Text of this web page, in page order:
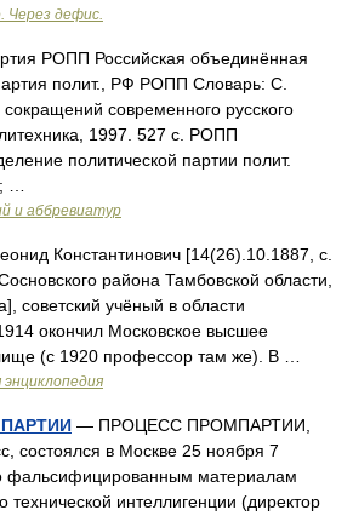
Через дефис.
РОПП Российская объединённая
полит., РФ РОПП Словарь: С.
современного русского
1997. 527 с. РОПП
политической партии полит.
…
и аббревиатур
Константинович [14(26).10.1887, с.
района Тамбовской области,
советский учёный в области
окончил Московское высшее
(с 1920 профессор там же). В …
— ПРОЦЕСС ПРОМПАРТИИ,
состоялся в Москве 25 ноября 7
фальсифицированным материалам
технической интеллигенции (директор